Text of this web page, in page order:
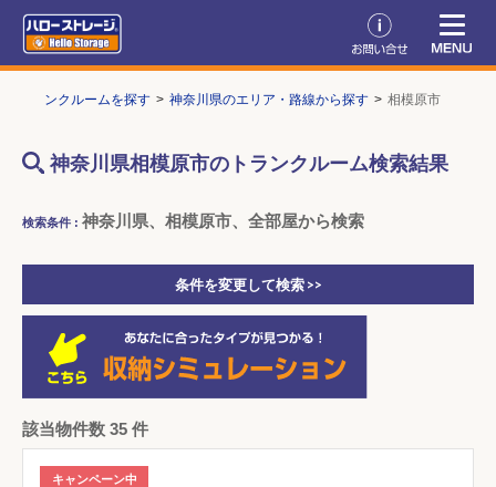
トランクルームを探す 神奈川県のエリア・路線から探す 相模原市
神奈川県相模原市のトランクルーム検索結果
検索条件 : 神奈川県、相模原市、全部屋から検索
条件を変更して検索 >>
該当物件数 35 件
キャンペーン中